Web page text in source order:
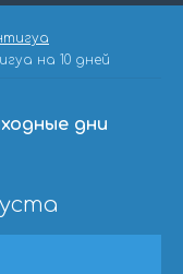
на 10 дней
дни